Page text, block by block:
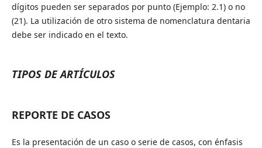
dígitos pueden ser separados por punto (Ejemplo: 2.1) o no
(21). La utilización de otro sistema de nomenclatura dentaria
debe ser indicado en el texto.
TIPOS DE ARTÍCULOS
REPORTE DE CASOS
Es la presentación de un caso o serie de casos, con énfasis